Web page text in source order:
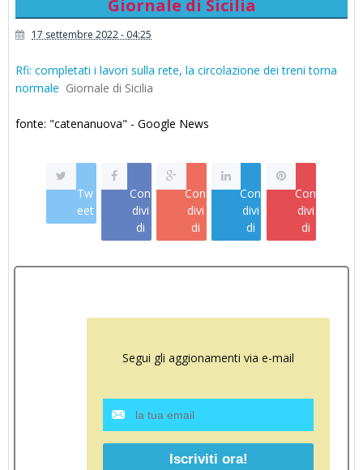
Giornale di Sicilia
17 settembre 2022 - 04:25
Rfi: completati i lavori sulla rete, la circolazione dei treni torna
normale Giornale di Sicilia
fonte: "catenanuova" - Google News
Tw
eet
Con
divi
di
Con
divi
di
Con
divi
di
Con
divi
di
Segui gli aggionamenti via e-mail